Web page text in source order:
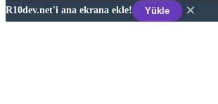
R10dev.net'i ana ekrana ekle! Yükle ×